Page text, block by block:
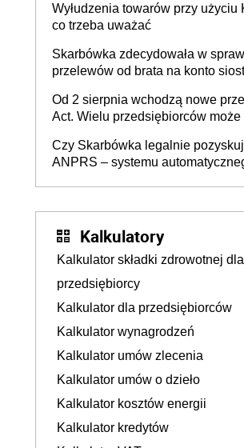
Wyłudzenia towarów przy użyciu
co trzeba uważać
Skarbówka zdecydowała w
przelewów od brata na konto
darowizna, ale podatku jednak
Od 2 sierpnia wchodzą nowe
Act. Wielu przedsiębiorców może
Czy Skarbówka legalnie
ANPRS – systemu
Kalkulatory
Kalkulator składki zdrowotnej dla
przedsiębiorcy
Kalkulator dla przedsiębiorców
Kalkulator wynagrodzeń
Kalkulator umów zlecenia
Kalkulator umów o dzieło
Kalkulator kosztów energii
Kalkulator kredytów